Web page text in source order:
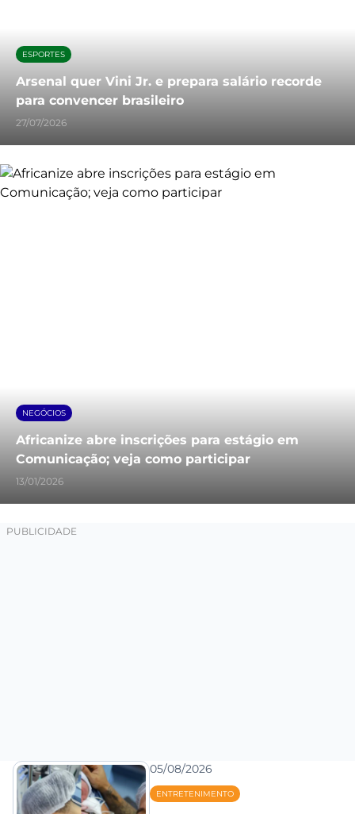
ESPORTES
Arsenal quer Vini Jr. e prepara salário recorde
para convencer brasileiro
27/07/2026
NEGÓCIOS
Africanize abre inscrições para estágio em
Comunicação; veja como participar
13/01/2026
05/08/2026
ENTRETENIMENTO